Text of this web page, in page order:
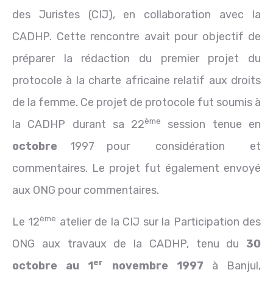
des Juristes (CIJ), en collaboration avec la
CADHP. Cette rencontre avait pour objectif de
préparer la rédaction du premier projet du
protocole à la charte africaine relatif aux droits
de la femme. Ce projet de protocole fut soumis à
la CADHP durant sa 22ème
session tenue en
octobre 1997 pour considération et
commentaires. Le projet fut également envoyé
aux ONG pour commentaires.
Le 12ème atelier de la CIJ sur la Participation des
ONG aux travaux de la CADHP, tenu du 30
octobre au 1er novembre 1997 à Banjul,